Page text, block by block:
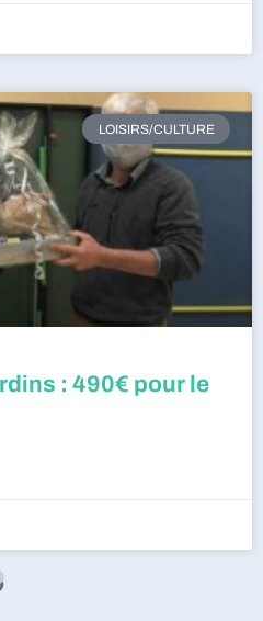
LOISIRS/CULTURE
: 490€ pour le